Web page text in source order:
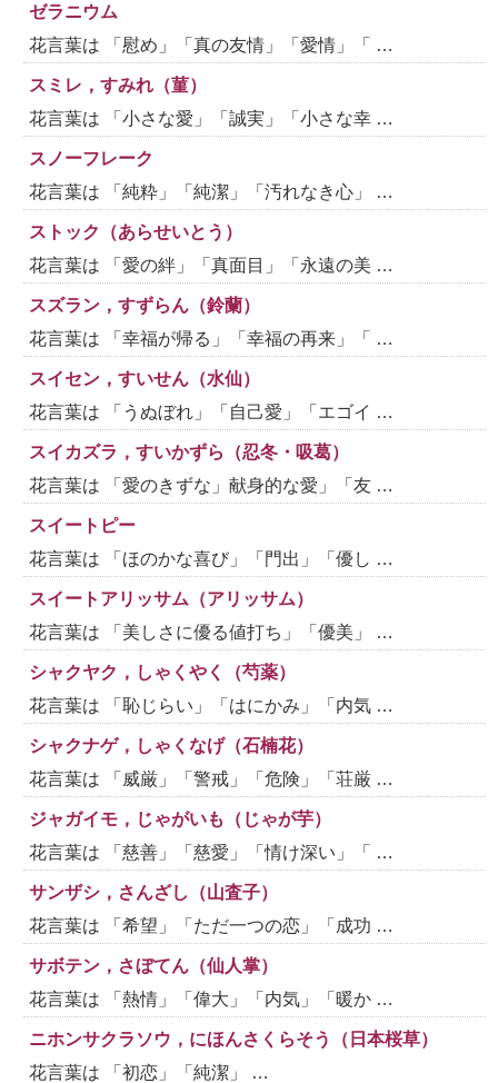
ゼラニウム
花言葉は 「慰め」「真の友情」「愛情」「 …
スミレ，すみれ（菫）
花言葉は 「小さな愛」「誠実」「小さな幸 …
スノーフレーク
花言葉は 「純粋」「純潔」「汚れなき心」 …
ストック（あらせいとう）
花言葉は 「愛の絆」「真面目」「永遠の美 …
スズラン，すずらん（鈴蘭）
花言葉は 「幸福が帰る」「幸福の再来」「 …
スイセン，すいせん（水仙）
花言葉は 「うぬぼれ」「自己愛」「エゴイ …
スイカズラ，すいかずら（忍冬・吸葛）
花言葉は 「愛のきずな」献身的な愛」「友 …
スイートピー
花言葉は 「ほのかな喜び」「門出」「優し …
スイートアリッサム（アリッサム）
花言葉は 「美しさに優る値打ち」「優美」 …
シャクヤク，しゃくやく（芍薬）
花言葉は 「恥じらい」「はにかみ」「内気 …
シャクナゲ，しゃくなげ（石楠花）
花言葉は 「威厳」「警戒」「危険」「荘厳 …
ジャガイモ，じゃがいも（じゃが芋）
花言葉は 「慈善」「慈愛」「情け深い」「 …
サンザシ，さんざし（山査子）
花言葉は 「希望」「ただ一つの恋」「成功 …
サボテン，さぼてん（仙人掌）
花言葉は 「熱情」「偉大」「内気」「暖か …
ニホンサクラソウ，にほんさくらそう（日本桜草）
花言葉は 「初恋」「純潔」 …